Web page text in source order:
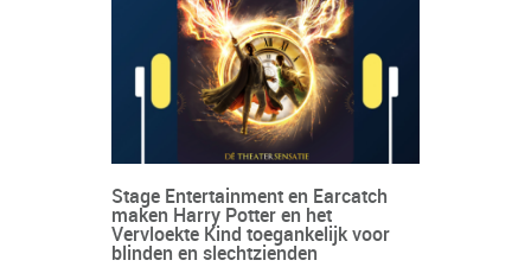
Stage Entertainment en Earcatch
maken Harry Potter en het
Vervloekte Kind toegankelijk voor
blinden en slechtzienden